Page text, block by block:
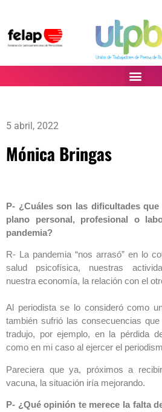
5 abril, 2022
Mónica Bringas
P- ¿Cuáles son las dificultades
plano personal, profesional o
pandemia?
R- La pandemia “nos arrasó” en lo
salud psicofísica, nuestras
nuestra economía, la relación con el
Al periodista se lo consideró como
también sufrió las consecuencias
tradujo, por ejemplo, en la pérdida
como en mi caso al ejercer el
Pareciera que ya, próximos a
vacuna, la situación iría mejorando.
P- ¿Qué opinión te merece la falta